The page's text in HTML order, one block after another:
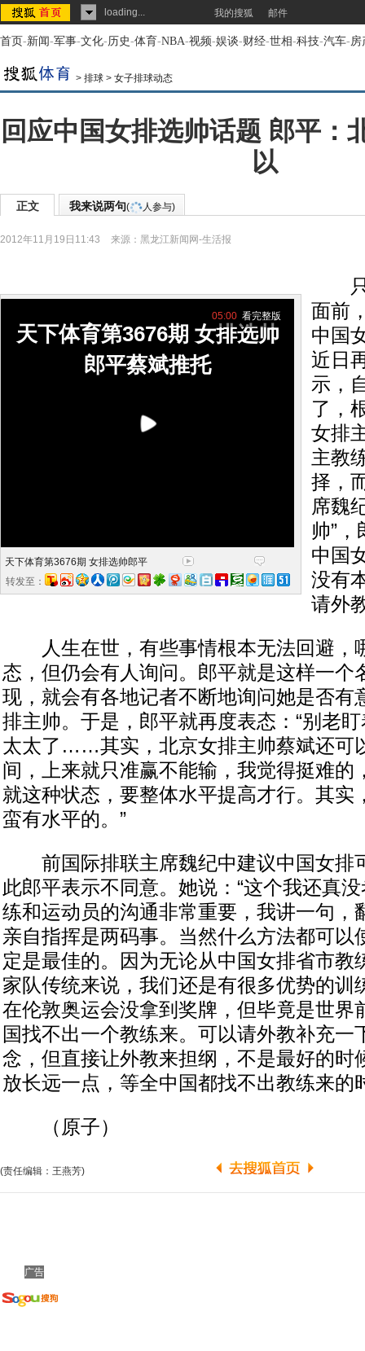
loading... 我的搜狐 邮件
首页-新闻-军事-文化-历史-体育-NBA-视频-娱谈-财经-世相-科技-汽车-房
> 排球 > 女子排球动态
回应中国女排选帅话题 郎平：
以
正文 我来说两句( 人参与)
2012年11月19日11:43 来源： 黑龙江新闻网-生活报
天下体育第3676期 女排选帅
郎平蔡斌推托
05:00 看完整版
天下体育第3676期 女排选帅郎平
转发至：
只
面前
中国
近日
示，
了，
女排
主教
择，
席魏
帅”
中国
没有
请外
人生在世，有些事情根本无法回避，
态，但仍会有人询问。郎平就是这样一个
现，就会有各地记者不断地询问她是否有
排主帅。于是，郎平就再度表态：“别老
太太了……其实，北京女排主帅蔡斌还可
间，上来就只准赢不能输，我觉得挺难的
就这种状态，要整体水平提高才行。其实
蛮有水平的。”
前国际排联主席魏纪中建议中国女排
此郎平表示不同意。她说：“这个我还真
练和运动员的沟通非常重要，我讲一句，
亲自指挥是两码事。当然什么方法都可以
定是最佳的。因为无论从中国女排省市教
家队传统来说，我们还是有很多优势的训
在伦敦奥运会没拿到奖牌，但毕竟是世界
国找不出一个教练来。可以请外教补充一
念，但直接让外教来担纲，不是最好的时
放长远一点，等全中国都找不出教练来的
（原子）
(责任编辑：王燕芳)
广告